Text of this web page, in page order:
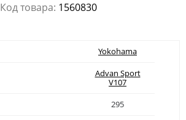
Код товара: 1560830
Yokohama
Advan Sport
V107
295